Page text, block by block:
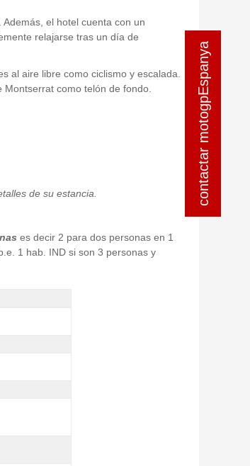
contactar motogpEspanya
contactar motogpEspanya
el hotel cuenta con un
relajarse tras un día de
al aire libre como ciclismo y escalada.
como telón de fondo.
de su estancia.
es decir 2 para dos personas en 1
1 hab. IND si son 3 personas y